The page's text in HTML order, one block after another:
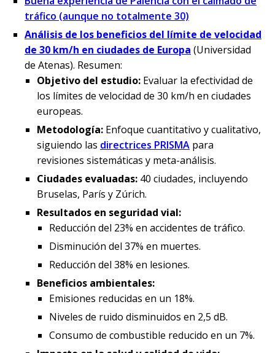
tráfico (aunque no totalmente 30)
Análisis de los beneficios del límite de velocidad
de 30 km/h en ciudades de Europa (Universidad
de Atenas). Resumen:
Objetivo del estudio: Evaluar la efectividad de
los límites de velocidad de 30 km/h en ciudades
europeas.
Metodología: Enfoque cuantitativo y cualitativo,
siguiendo las directrices PRISMA para
revisiones sistemáticas y meta-análisis.
Ciudades evaluadas: 40 ciudades, incluyendo
Bruselas, París y Zúrich.
Resultados en seguridad vial:
Reducción del 23% en accidentes de tráfico.
Disminución del 37% en muertes.
Reducción del 38% en lesiones.
Beneficios ambientales:
Emisiones reducidas en un 18%.
Niveles de ruido disminuidos en 2,5 dB.
Consumo de combustible reducido en un 7%.